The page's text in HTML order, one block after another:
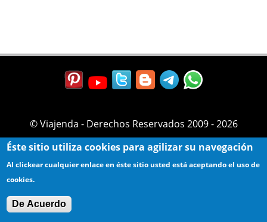
© Viajenda - Derechos Reservados 2009 - 2026
Éste sitio utiliza cookies para agilizar su navegación
Al clickear cualquier enlace en éste sitio usted está aceptando el uso de
cookies.
De Acuerdo